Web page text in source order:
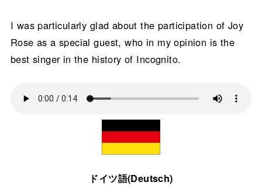
I was particularly glad about the participation of Joy
Rose as a special guest, who in my opinion is the
best singer in the history of Incognito.
ドイツ語(Deutsch)